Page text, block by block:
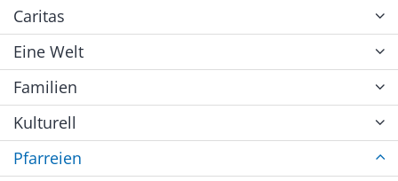
Caritas
Eine Welt
Familien
Kulturell
Pfarreien